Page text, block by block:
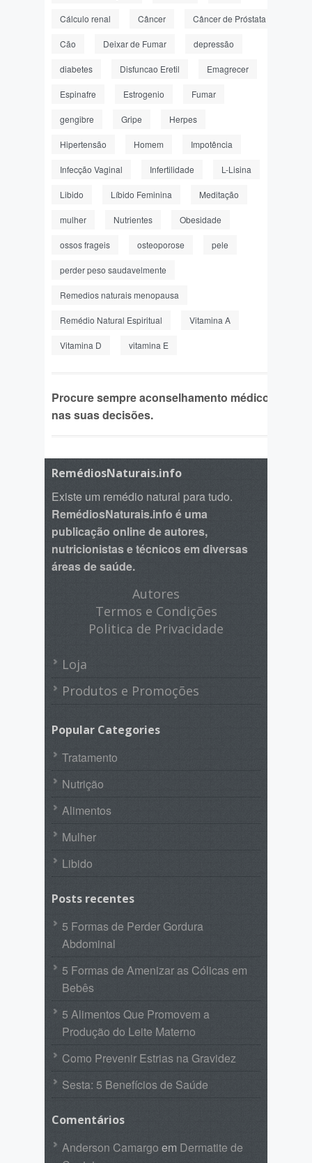
Cálculo renal Câncer Câncer de Próstata
Cão Deixar de Fumar depressão
diabetes Disfuncao Eretil Emagrecer
Espinafre Estrogenio Fumar
gengibre Gripe Herpes
Hipertensão Homem Impotência
Infecção Vaginal Infertilidade L-Lisina
Libido Líbido Feminina Meditação
mulher Nutrientes Obesidade
ossos frageis osteoporose pele
perder peso saudavelmente
Remedios naturais menopausa
Remédio Natural Espiritual Vitamina A
Vitamina D vitamina E
Procure sempre aconselhamento médico
nas suas decisões.
RemédiosNaturais.info
Existe um remédio natural para tudo.
RemédiosNaturais.info é uma
publicação online de autores,
nutricionistas e técnicos em diversas
áreas de saúde.
Autores
Termos e Condições
Politica de Privacidade
Loja
Produtos e Promoções
Popular Categories
Tratamento
Nutrição
Alimentos
Mulher
Libido
Posts recentes
5 Formas de Perder Gordura
Abdominal
5 Formas de Amenizar as Cólicas em
Bebês
5 Alimentos Que Promovem a
Produção do Leite Materno
Como Prevenir Estrias na Gravidez
Sesta: 5 Benefícios de Saúde
Comentários
Anderson Camargo em Dermatite de